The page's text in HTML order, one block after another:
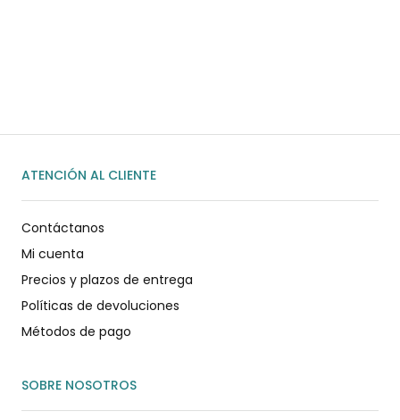
ATENCIÓN AL CLIENTE
Contáctanos
Mi cuenta
Precios y plazos de entrega
Políticas de devoluciones
Métodos de pago
SOBRE NOSOTROS